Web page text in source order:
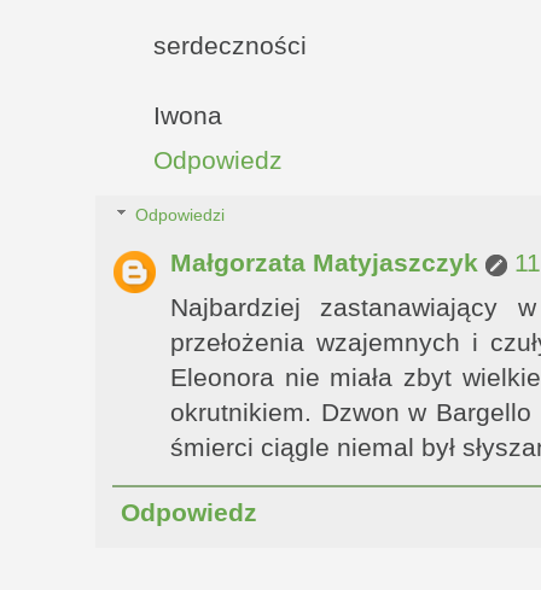
serdeczności
Iwona
Odpowiedz
Odpowiedzi
Małgorzata Matyjaszczyk
Najbardziej zastanawiający
przełożenia wzajemnych i
Eleonora nie miała zbyt
okrutnikiem. Dzwon w
śmierci ciągle niemal był
Odpowiedz